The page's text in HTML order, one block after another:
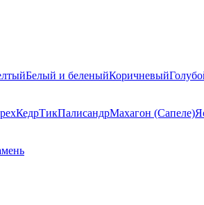
Белый и беленыйКоричневый
КедрТикПалисандрМахагон (Сапеле)